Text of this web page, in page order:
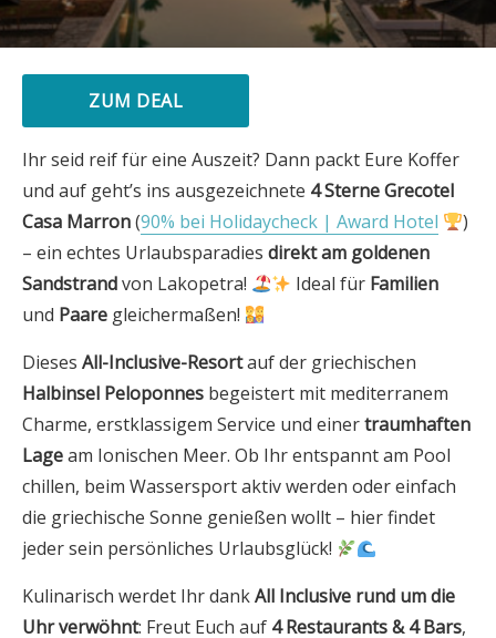
ZUM DEAL
Ihr seid reif für eine Auszeit? Dann packt Eure Koffer
und auf geht’s ins ausgezeichnete 4 SterneGrecotel
Casa Marron(90% bei Holidaycheck | Award Hotel
)
– ein echtes Urlaubsparadies direkt am goldenen
Sandstrandvon Lakopetra! Ideal für Familien
und Paare gleichermaßen!
Dieses All-Inclusive-Resortauf der griechischen
Halbinsel Peloponnes begeistert mit mediterranem
Charme, erstklassigem Service und einertraumhaften
Lageam Ionischen Meer. Ob Ihr entspannt am Pool
chillen, beim Wassersport aktiv werden oder einfach
die griechische Sonne genießen wollt – hier findet
jeder sein persönliches Urlaubsglück!
Kulinarisch werdet Ihr dankAll Inclusive rund um die
Uhr verwöhnt: Freut Euch auf 4 Restaurants & 4 Bars,